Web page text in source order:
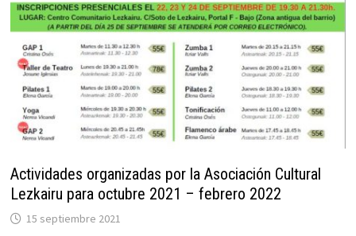
Actividades organizadas por la Asociación Cultural
Lezkairu para octubre 2021 – febrero 2022
15 septiembre 2021